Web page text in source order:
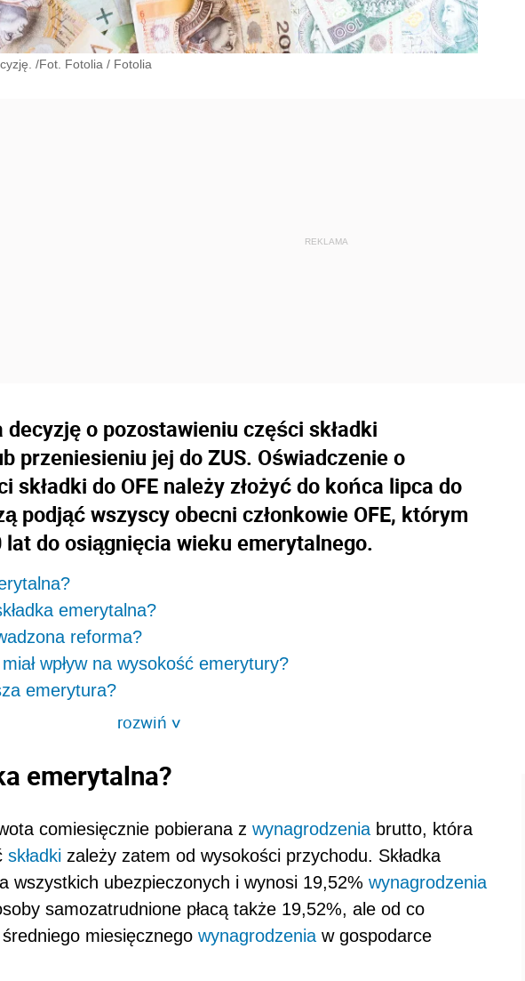
/Fot. Fotolia / Fotolia
o pozostawieniu części składki
przeniesieniu jej do ZUS. Oświadczenie o
składki do OFE należy złożyć do końca lipca do
podjąć wszyscy obecni członkowie OFE, którym
lat do osiągnięcia wieku emerytalnego.
emerytalna?
reforma?
wpływ na wysokość emerytury?
emerytura?
rozwiń>
emerytalna?
comiesięcznie pobierana z wynagrodzenia brutto, która
składki zależy zatem od wysokości przychodu. Składka
wszystkich ubezpieczonych i wynosi 19,52% wynagrodzenia
samozatrudnione płacą także 19,52%, ale od co
miesięcznego wynagrodzenia w gospodarce